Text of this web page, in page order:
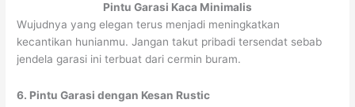
Pintu Garasi Kaca Minimalis
Wujudnya yang elegan terus menjadi meningkatkan
kecantikan hunianmu. Jangan takut pribadi tersendat sebab
jendela garasi ini terbuat dari cermin buram.
6. Pintu Garasi dengan Kesan Rustic